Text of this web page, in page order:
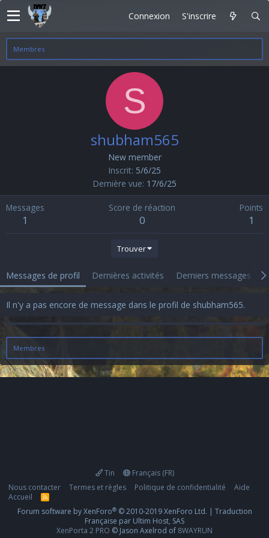
Connexion S'inscrire
Membres
S
shubham565
New member
Inscrit 5/6/25
Dernière vue 17/6/25
Messages
1
Score de réaction
0
Points
1
Trouver
Messages de profil Dernières activités Derniers messages
Il n'y a pas encore de message dans le profil de shubham565.
Membres
Tin
Français (FR)
Nous contacter
Termes et règles Politique de confidentialité
Aide
Accueil
R
S
S
Forum software by XenForo® © 2010-2019 XenForo Ltd. | Traduction
Française par Ultim Host, SAS
XenPorta 2 PRO © Jason Axelrod of 8WAYRUN